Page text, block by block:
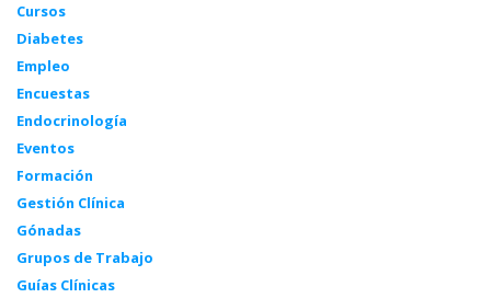
Cursos
Diabetes
Empleo
Encuestas
Endocrinología
Eventos
Formación
Gestión Clínica
Gónadas
Grupos de Trabajo
Guías Clínicas